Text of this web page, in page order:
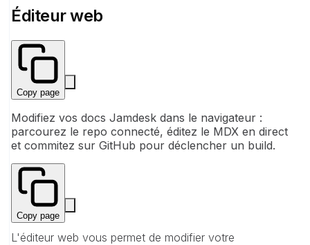
Éditeur web
Copy page
Modifiez vos docs Jamdesk dans le navigateur :
parcourez le repo connecté, éditez le MDX en direct
et commitez sur GitHub pour déclencher un build.
Copy page
L'éditeur web vous permet de modifier votre